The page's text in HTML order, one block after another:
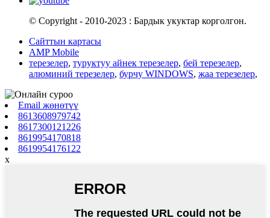
© Copyright - 2010-2023 : Бардык укуктар корголгон.
Сайттын картасы
AMP Mobile
терезелер, туруктуу айнек терезелер, бей терезелер,
алюминий терезелер, бурчу WINDOWS, жаа терезелер,
Email жөнөтүү
8613608979742
8617300121226
8619954170818
8619954176122
x